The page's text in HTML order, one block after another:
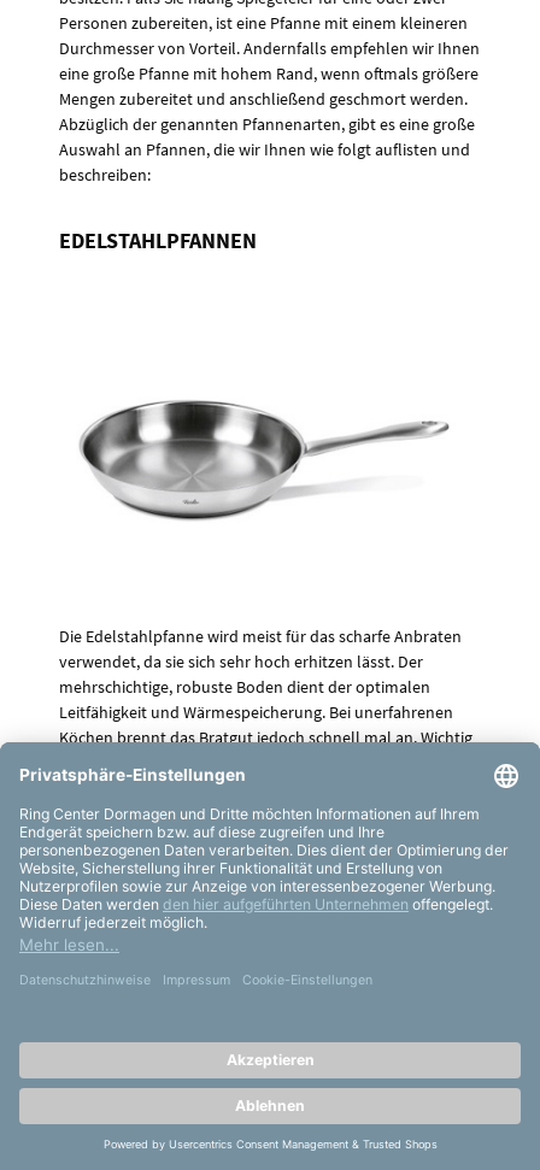
Personen zubereiten, ist eine Pfanne mit einem kleineren
Durchmesser von Vorteil. Andernfalls empfehlen wir Ihnen
eine große Pfanne mit hohem Rand, wenn oftmals größere
Mengen zubereitet und anschließend geschmort werden.
Abzüglich der genannten Pfannenarten, gibt es eine große
Auswahl an Pfannen, die wir Ihnen wie folgt auflisten und
beschreiben:
EDELSTAHLPFANNEN
Die Edelstahlpfanne wird meist für das scharfe Anbraten
verwendet, da sie sich sehr hoch erhitzen lässt. Der
mehrschichtige, robuste Boden dient der optimalen
Leitfähigkeit und Wärmespeicherung. Bei unerfahrenen
Köchen brennt das Bratgut jedoch schnell mal an. Wichtig
ist: Erhitzen Sie Ihre Pfanne und geben Sie erst danach ein
wenig Fett hinzu als Geschmacksträger. Dass das Fleisch
erst anbackt, ist völlig normal. Warten Sie bis es sich
wieder von allein löst und versuchen Sie es nicht
gewaltsam. Nach der Benutzung wird die Pfanne nicht nur
mit Küchenpapier, sondern auch mit Spülmittel gereinigt.
Weißliche Beläge können Sie mit ein wenig Essig oder
Zitronensaft leicht entfernen. Bei Schwämmen sollten Sie
Ansonsten ist die Pfanne auch spülmaschinengeeignet.
ALUMINIUMGUSS-PFANNEN